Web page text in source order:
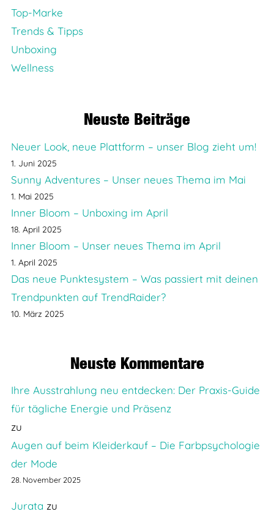
Top-Marke
Trends & Tipps
Unboxing
Wellness
Neuste Beiträge
Neuer Look, neue Plattform – unser Blog zieht um!
1. Juni 2025
Sunny Adventures – Unser neues Thema im Mai
1. Mai 2025
Inner Bloom – Unboxing im April
18. April 2025
Inner Bloom – Unser neues Thema im April
1. April 2025
Das neue Punktesystem – Was passiert mit deinen
Trendpunkten auf TrendRaider?
10. März 2025
Neuste Kommentare
Ihre Ausstrahlung neu entdecken: Der Praxis-Guide
für tägliche Energie und Präsenz
zu
Augen auf beim Kleiderkauf – Die Farbpsychologie
der Mode
28. November 2025
Jurata zu